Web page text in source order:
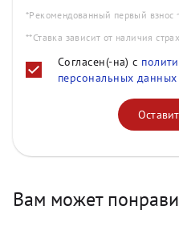
*Рекомендованный первый взнос
**Ставка зависит от наличия
Согласен(-на) с
персональных данных
Вам может